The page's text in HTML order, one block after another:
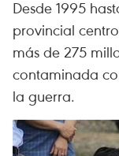
Desde 1995
provincial
más de 275
contaminada
la guerra.